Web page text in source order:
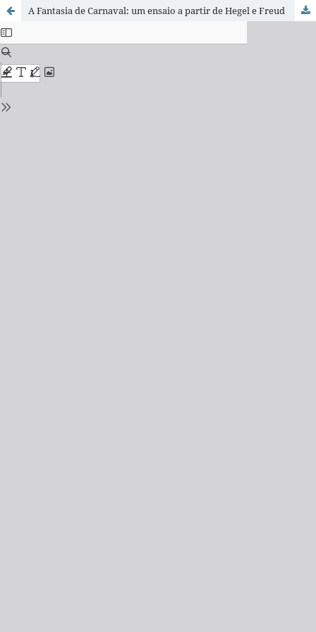
A Fantasia de Carnaval: um ensaio a partir de Hegel e Freud